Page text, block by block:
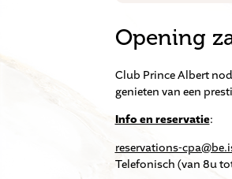
Opening
Club Prince Albert
genieten van een
Info en reservatie:
reservations-
Telefonisch (van 8u